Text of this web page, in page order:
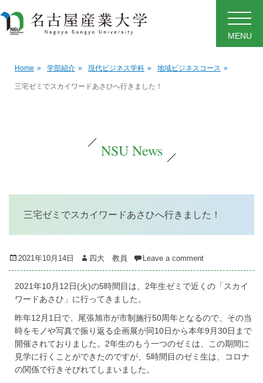
MENU
Home » 学部紹介 » 現代ビジネス学科 » 地域ビジネスコース »
三宅ゼミでスカイワードあさひへ行きました！
NSU News
三宅ゼミでスカイワードあさひへ行きました！
Posted
on
2021年10月14日 Author
四大 教員 Leave a comment
2021年10月12日(火)の5時間目は、2年生ゼミで近くの「スカイ
ワードあさひ」に行ってきました。
昨年12月1日で、尾張旭市が市制施行50周年となるので、その当
時をモノや写真で振り返る企画展が同10日から本年9月30日まで
開催されておりました。2年生のもう一つのゼミは、この期間に
見学に行くことができたのですが、5時間目のゼミ生は、コロナ
の関係で行きそびれてしまいました。